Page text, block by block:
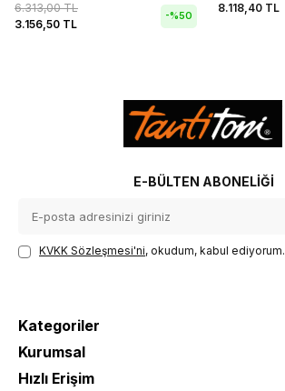
6.313,00TL
3.156,50 TL
-%50
8.118,40TL
E-BÜLTEN ABONELIĞI
KVKK Sözleşmesi'ni, okudum, kabul ediyorum.
Kategoriler
Kurumsal
Hızlı Erişim